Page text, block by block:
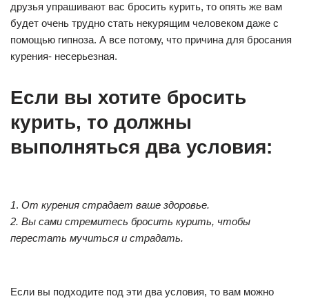
друзья упрашивают вас бросить курить, то опять же вам
будет очень трудно стать некурящим человеком даже с
помощью гипноза. А все потому, что причина для бросания
курения- несерьезная.
Eсли вы хотите бросить
курить, то должны
выполняться два условия:
1. От курения страдает ваше здоровье.
2. Вы сами стремитесь бросить курить, чтобы
перестать мучиться и страдать.
Если вы подходите под эти два условия, то вам можно